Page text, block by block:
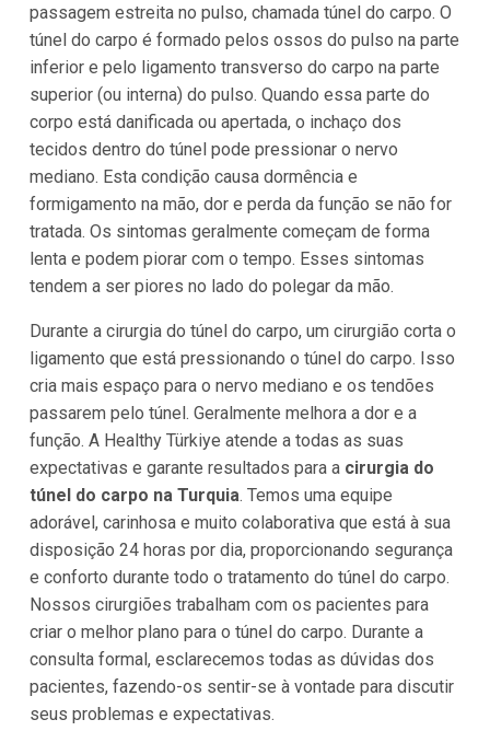
passagem estreita no pulso, chamada túnel do carpo. O
túnel do carpo é formado pelos ossos do pulso na parte
inferior e pelo ligamento transverso do carpo na parte
superior (ou interna) do pulso. Quando essa parte do
corpo está danificada ou apertada, o inchaço dos
tecidos dentro do túnel pode pressionar o nervo
mediano. Esta condição causa dormência e
formigamento na mão, dor e perda da função se não for
tratada. Os sintomas geralmente começam de forma
lenta e podem piorar com o tempo. Esses sintomas
tendem a ser piores no lado do polegar da mão.
Durante a cirurgia do túnel do carpo, um cirurgião corta o
ligamento que está pressionando o túnel do carpo. Isso
cria mais espaço para o nervo mediano e os tendões
passarem pelo túnel. Geralmente melhora a dor e a
função. A Healthy Türkiye atende a todas as suas
expectativas e garante resultados para a cirurgia do
túnel do carpo na Turquia. Temos uma equipe
adorável, carinhosa e muito colaborativa que está à sua
disposição 24 horas por dia, proporcionando segurança
e conforto durante todo o tratamento do túnel do carpo.
Nossos cirurgiões trabalham com os pacientes para
criar o melhor plano para o túnel do carpo. Durante a
consulta formal, esclarecemos todas as dúvidas dos
pacientes, fazendo-os sentir-se à vontade para discutir
seus problemas e expectativas.